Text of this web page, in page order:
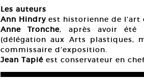
Les auteurs
Ann Hindry est historienne de l’art
Anne Tronche, après avoir été
(délégation aux Arts plastiques,
commissaire d’exposition.
Jean Tapié est conservateur en